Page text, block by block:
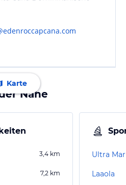
Karte
Nähe
3,4 km
7,2 km
Ultra
Laaola